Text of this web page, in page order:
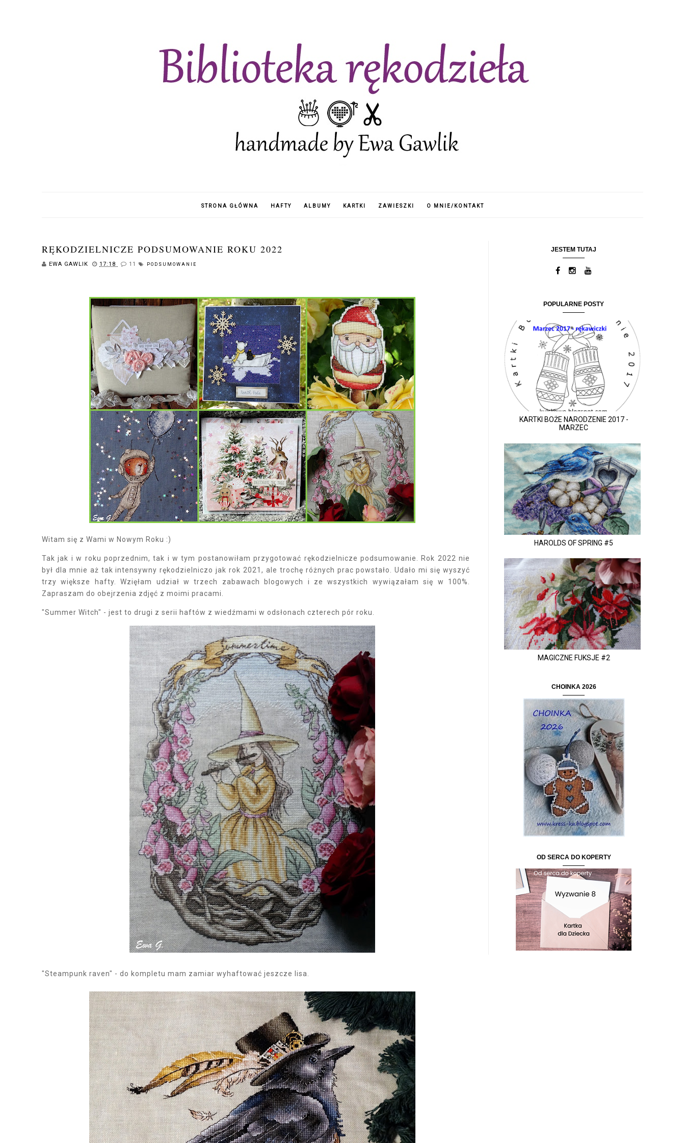
STRONA GŁÓWNA HAFTY ALBUMY KARTKI ZAWIESZKI O MNIE/KONTAKT
RĘKODZIELNICZE PODSUMOWANIE ROKU 2022
EWA GAWLIK 17:18 11 PODSUMOWANIE
Witam się z Wami w Nowym Roku :)
Tak jak i w roku poprzednim, tak i w tym postanowiłam przygotować rękodzielnicze podsumowanie. Rok 2022 nie
był dla mnie aż tak intensywny rękodzielniczo jak rok 2021, ale trochę różnych prac powstało. Udało mi się wyszyć
trzy większe hafty. Wzięłam udział w trzech zabawach blogowych i ze wszystkich wywiązałam się w 100%.
Zapraszam do obejrzenia zdjęć z moimi pracami.
"Summer Witch" - jest to drugi z serii haftów z wiedźmami w odsłonach czterech pór roku.
"Steampunk raven" - do kompletu mam zamiar wyhaftować jeszcze lisa.
JESTEM TUTAJ
POPULARNE POSTY
KARTKI BOŻE NARODZENIE 2017 -
MARZEC
HAROLDS OF SPRING #5
MAGICZNE FUKSJE #2
CHOINKA 2026
OD SERCA DO KOPERTY